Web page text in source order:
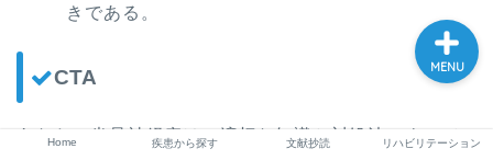
きである。
CTA
あなたの坐骨神経痛は、適切な知識と対処法によって
Home 疾患から探す 文献抄読 リハビリテーション
MENU